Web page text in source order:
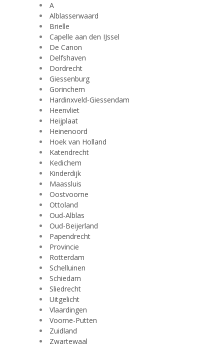
A
Alblasserwaard
Brielle
Capelle aan den IJssel
De Canon
Delfshaven
Dordrecht
Giessenburg
Gorinchem
Hardinxveld-Giessendam
Heenvliet
Heijplaat
Heinenoord
Hoek van Holland
Katendrecht
Kedichem
Kinderdijk
Maassluis
Oostvoorne
Ottoland
Oud-Alblas
Oud-Beijerland
Papendrecht
Provincie
Rotterdam
Schelluinen
Schiedam
Sliedrecht
Uitgelicht
Vlaardingen
Voorne-Putten
Zuidland
Zwartewaal